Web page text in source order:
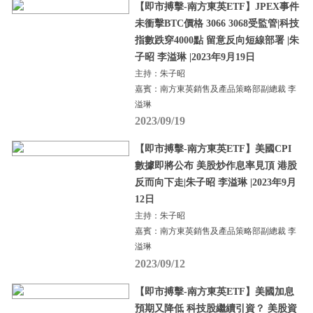
【即市搏擊-南方東英ETF】JPEX事件
未衝擊BTC價格 3066 3068受監管|科技
指數跌穿4000點 留意反向短線部署 |朱
子昭 李溢琳 |2023年9月19日
主持：朱子昭
嘉賓：南方東英銷售及產品策略部副總裁 李
溢琳
2023/09/19
【即市搏擊-南方東英ETF】美國CPI
數據即將公布 美股炒作息率見頂 港股
反而向下走|朱子昭 李溢琳 |2023年9月
12日
主持：朱子昭
嘉賓：南方東英銷售及產品策略部副總裁 李
溢琳
2023/09/12
【即市搏擊-南方東英ETF】美國加息
預期又降低 科技股繼續引資？ 美股資